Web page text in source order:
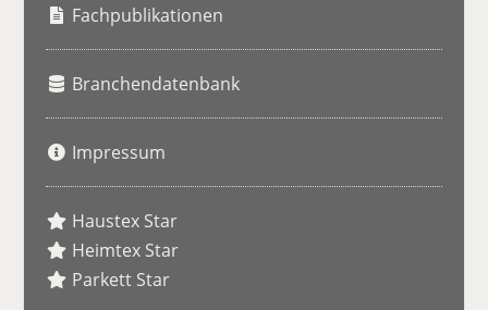
Fachpublikationen
Branchendatenbank
Impressum
Haustex Star
Heimtex Star
Parkett Star